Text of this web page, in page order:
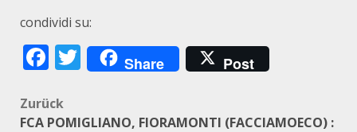
condividi su:
Facebook
Twitter
Share Post
Beitragsnavigation
Zurück
FCA POMIGLIANO, FIORAMONTI (FACCIAMOECO) :